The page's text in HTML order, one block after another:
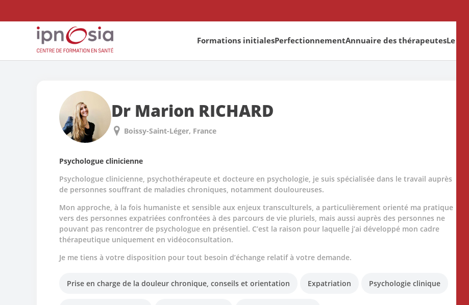
Formations initialesPerfectionnementAnnuaire des thérapeutesLe Blog
Dr Marion RICHARD
Boissy-Saint-Léger France
Psychologue clinicienne
Psychologue clinicienne, psychothérapeute et docteure en psychologie, je suis spécialisée dans le travail auprès
de personnes souffrant de maladies chroniques, notamment douloureuses.
Mon approche, à la fois humaniste et sensible aux enjeux transculturels, a particulièrement orienté ma pratique
vers des personnes expatriées confrontées à des parcours de vie pluriels, mais aussi auprès des personnes ne
pouvant pas rencontrer de psychologue en présentiel. C’est la raison pour laquelle j’ai développé mon cadre
thérapeutique uniquement en vidéoconsultation.
Je me tiens à votre disposition pour tout besoin d’échange relatif à votre demande.
Prise en charge de la douleur chronique, conseils et orientation Expatriation Psychologie clinique